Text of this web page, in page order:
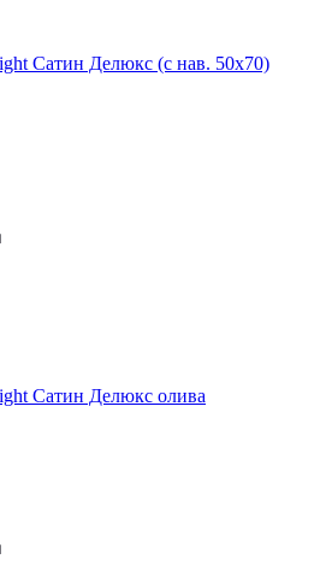
Сатин Делюкс (с нав. 50х70)
Сатин Делюкс олива